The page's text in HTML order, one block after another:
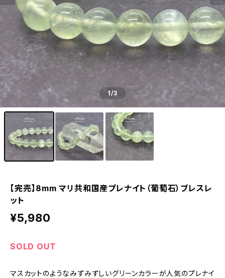
1/3
【完売】8mm マリ共和国産プレナイト（葡萄石）ブレスレ
ット
¥5,980
SOLD OUT
マスカットのようなみずみずしいグリーンカラーが人気のプレナイ